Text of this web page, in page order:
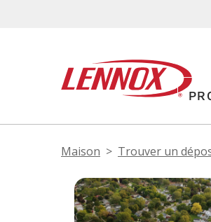
Maison Trouver un